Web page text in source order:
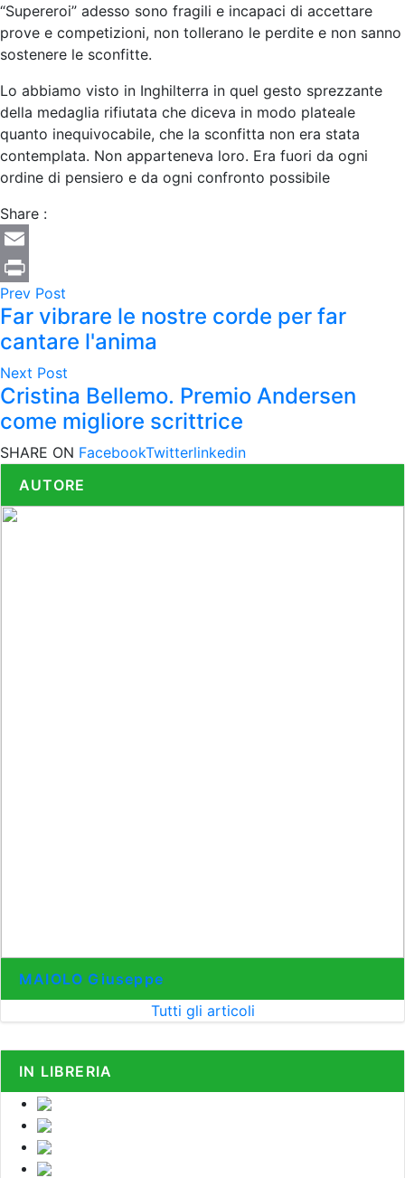
“Supereroi” adesso sono fragili e incapaci di accettare
prove e competizioni, non tollerano le perdite e non sanno
sostenere le sconfitte.
Lo abbiamo visto in Inghilterra in quel gesto sprezzante
della medaglia rifiutata che diceva in modo plateale
quanto inequivocabile, che la sconfitta non era stata
contemplata. Non apparteneva loro. Era fuori da ogni
ordine di pensiero e da ogni confronto possibile
Share :
Email
Print
Prev Post
Far vibrare le nostre corde per far
cantare l'anima
Next Post
Cristina Bellemo. Premio Andersen
come migliore scrittrice
SHARE ON FacebookTwitterlinkedin
AUTORE
MAIOLO Giuseppe
Tutti gli articoli
IN LIBRERIA